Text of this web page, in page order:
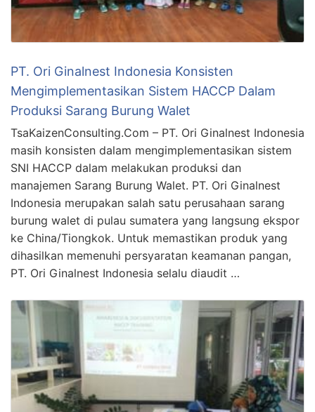
PT. Ori Ginalnest Indonesia Konsisten
Mengimplementasikan Sistem HACCP Dalam
Produksi Sarang Burung Walet
TsaKaizenConsulting.Com – PT. Ori Ginalnest Indonesia
masih konsisten dalam mengimplementasikan sistem
SNI HACCP dalam melakukan produksi dan
manajemen Sarang Burung Walet. PT. Ori Ginalnest
Indonesia merupakan salah satu perusahaan sarang
burung walet di pulau sumatera yang langsung ekspor
ke China/Tiongkok. Untuk memastikan produk yang
dihasilkan memenuhi persyaratan keamanan pangan,
PT. Ori Ginalnest Indonesia selalu diaudit …